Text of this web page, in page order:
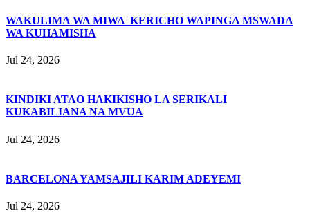
WAKULIMA WA MIWA KERICHO WAPINGA MSWADA
WA KUHAMISHA
Jul 24, 2026
KINDIKI ATAO HAKIKISHO LA SERIKALI
KUKABILIANA NA MVUA
Jul 24, 2026
BARCELONA YAMSAJILI KARIM ADEYEMI
Jul 24, 2026